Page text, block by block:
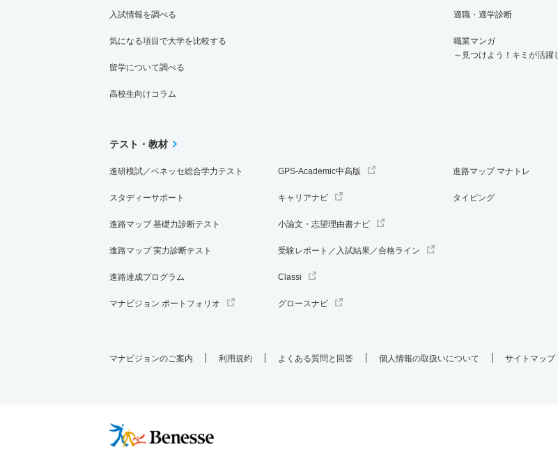
入試情報を調べる
気になる項目で大学を比較する
留学について調べる
高校生向けコラム
適職・適学診断
職業マンガ
～見つけよう！キミが活躍
テスト・教材
進研模試／ベネッセ総合学力テスト
スタディーサポート
進路マップ 基礎力診断テスト
進路マップ 実力診断テスト
進路達成プログラム
マナビジョン ポートフォリオ
GPS-Academic中高版
キャリアナビ
小論文・志望理由書ナビ
受験レポート／入試結果／合格ライン
Classi
グロースナビ
進路マップ マナトレ
タイピング
マナビジョンのご案内 利用規約 よくある質問と回答 個人情報の取扱いについて サイトマップ